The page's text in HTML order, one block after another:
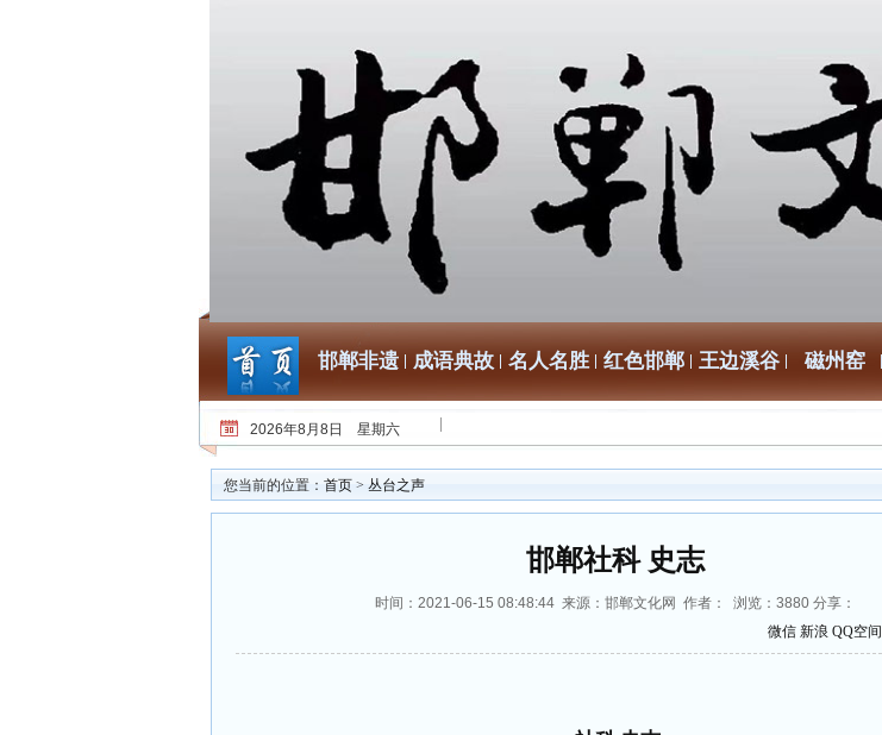
邯郸非遗 成语典故 名人名胜 红色邯郸 王边溪谷 磁州窑
2026年8月8日 星期六
您当前的位置： 首页 > 丛台之声
邯郸社科 史志
时间：2021-06-15 08:48:44 来源：邯郸文化网 作者： 浏览： 3880 分享：
微信 新浪 QQ空间